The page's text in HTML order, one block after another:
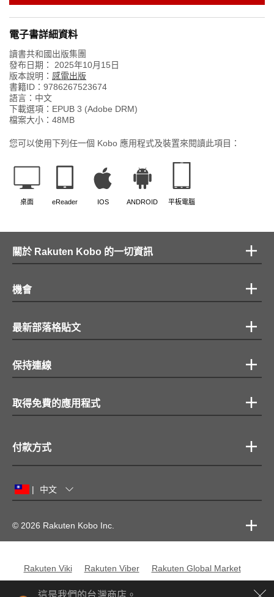
這是我們的台灣商店。
電子書詳細資料
讀書共和國出版集團
發布日期： 2025年10月15日
版本說明： 感電出版
書籍ID： 9786267523674
語言： 中文
下載選項：EPUB 3 (Adobe DRM)
檔案大小： 48MB
您可以使用下列任一個 Kobo 應用程式及裝置來閱讀此項目：
桌面 eReader IOS ANDROID 平板電腦
關於 Rakuten Kobo 的一切資訊
機會
最新部落格貼文
保持連線
取得免費的應用程式
付款方式
| 中文
© 2026 Rakuten Kobo Inc.
Rakuten Viki Rakuten Viber
Rakuten Global Market